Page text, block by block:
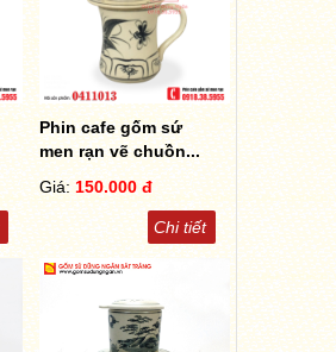
Phin cafe gốm sứ
men rạn vẽ chuồn...
Giá: 150.000 đ
Chi tiết